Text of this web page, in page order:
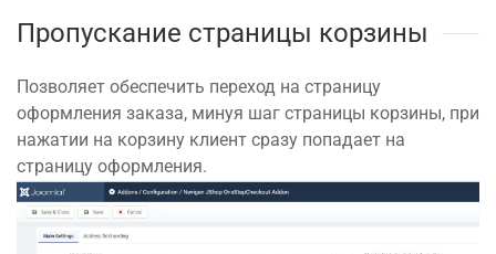
Пропускание страницы корзины
Позволяет обеспечить переход на страницу
оформления заказа, минуя шаг страницы корзины, при
нажатии на корзину клиент сразу попадает на
страницу оформления.